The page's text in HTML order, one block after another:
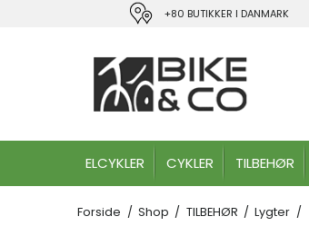
+80 BUTIKKER I DANMARK
ELCYKLER CYKLER TILBEHØR
Forside / Shop / TILBEHØR / Lygter /